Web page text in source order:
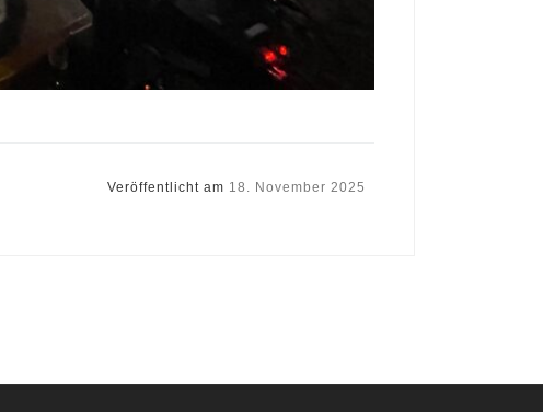
Veröffentlicht am 18. November 2025